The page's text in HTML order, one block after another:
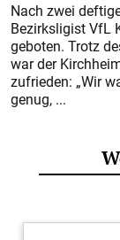
Nach zwei
Bezirksligist VfL
geboten. Trotz
war der
zufrieden: „Wir
genug, ...